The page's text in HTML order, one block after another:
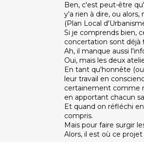
Ben, c'est peut-être
y'a rien à dire, ou
(Plan Local
Si je comprends bien,
concertation sont déjà
Ah, il manque aussi
Oui, mais les deux
En tant qu'honnête
leur travail en
certainement comme
en apportant chacun
Et quand on réfléchi
compris.
Mais pour faire surgir
Alors, il est où ce projet